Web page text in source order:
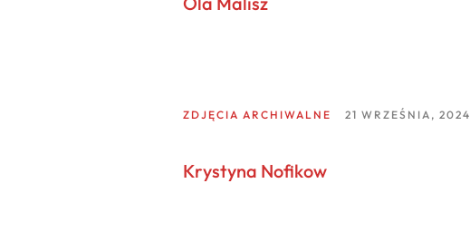
ZDJĘCIA ARCHIWALNE 21 WRZEŚNIA, 2024
Krystyna Nofikow